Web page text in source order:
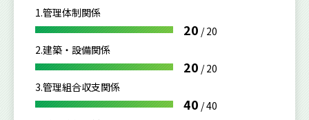
1.管理体制関係
20 /20
2.建築・設備関係
20 /20
3.管理組合収支関係
40 /40